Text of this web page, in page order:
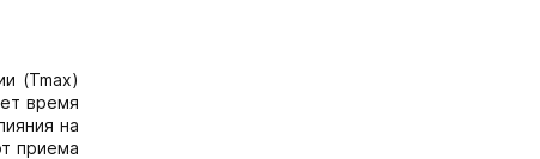
(Tmax)
время
на
приема